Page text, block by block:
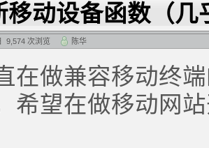
移动设备函数（几
9,574 次浏览 陈华
在做兼容移动终
希望在做移动网